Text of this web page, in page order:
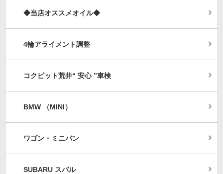
◆当店オススメオイル◆
4輪アライメント調整
コクピット荒井“ 安心 ”車検
BMW （MINI）
ワゴン・ミニバン
SUBARU スバル